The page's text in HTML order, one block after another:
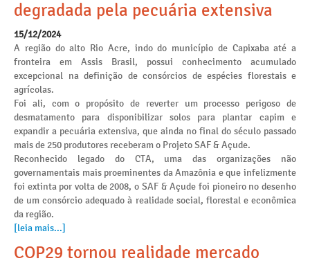
degradada pela pecuária extensiva
15/12/2024
A região do alto Rio Acre, indo do município de Capixaba até a
fronteira em Assis Brasil, possui conhecimento acumulado
excepcional na definição de consórcios de espécies florestais e
agrícolas.
Foi ali, com o propósito de reverter um processo perigoso de
desmatamento para disponibilizar solos para plantar capim e
expandir a pecuária extensiva, que ainda no final do século passado
mais de 250 produtores receberam o Projeto SAF & Açude.
Reconhecido legado do CTA, uma das organizações não
governamentais mais proeminentes da Amazônia e que infelizmente
foi extinta por volta de 2008, o SAF & Açude foi pioneiro no desenho
de um consórcio adequado à realidade social, florestal e econômica
da região.
[leia mais...]
COP29 tornou realidade mercado